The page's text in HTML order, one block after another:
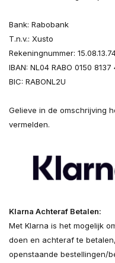
Bank: Rabobank
T.n.v.: Xusto
Rekeningnummer:
IBAN: NL04 RABO 0150 8137
BIC: RABONL2U
Gelieve in de omschrijving
vermelden.
Klarna Achteraf Betalen:
Met Klarna is het mogelijk
doen en achteraf te
openstaande bestellingen/